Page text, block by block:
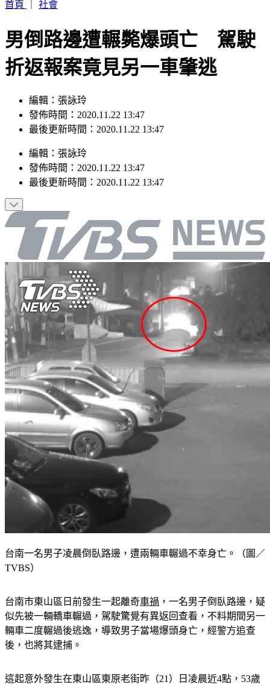
首頁
社會
男倒路邊遭輾斃爆頭亡 駕駛
折返報案竟見另一車肇逃
編輯：張詠玲
發佈時間：2020.11.22 13:47
最後更新時間：2020.11.22 13:47
編輯 ： 張詠玲
發佈時間： 2020.11.22 13:47
最後更新時間： 2020.11.22 13:47
台南一名男子凌晨倒臥路邊，遭兩輛車輾過不幸身亡。（圖／
TVBS）
台南市東山區日前發生一起離奇車禍 ，一名男子倒臥路邊，疑
似先被一輛轎車輾過，駕駛驚覺有異返回查看，不料期間另一
輛車二度輾過後逃逸，導致男子當場爆頭身亡，經警方追查
後，也將其逮捕。
這起意外發生在東山區東原老街昨（21）日凌晨近4點，53歲